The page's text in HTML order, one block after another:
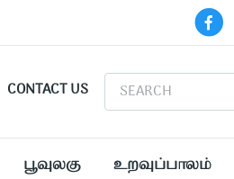
CONTACT US Search
பூவுலகு உறவுப்பாலம்